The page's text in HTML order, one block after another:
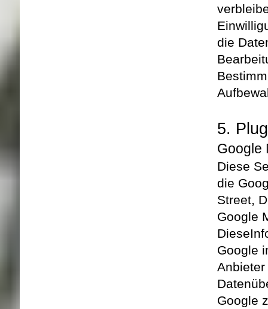
die
5.
Google
Diese
die
Street,
Google
Diese
Google
Google